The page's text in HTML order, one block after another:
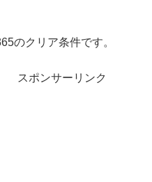
のクリア条件です。
スポンサーリンク